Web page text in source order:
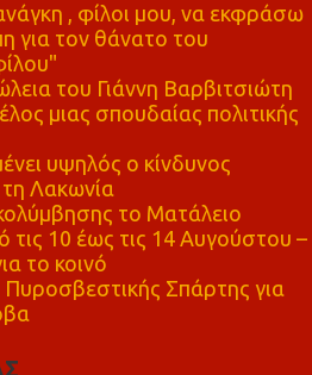
, φίλοι μου, να εκφράσω
για τον θάνατο του
του Γιάννη Βαρβιτσιώτη
μιας σπουδαίας πολιτικής
υψηλός ο κίνδυνος
Λακωνία
το Ματάλειο
τις 10 έως τις 14 Αυγούστου –
το κοινό
Πυροσβεστικής Σπάρτης για